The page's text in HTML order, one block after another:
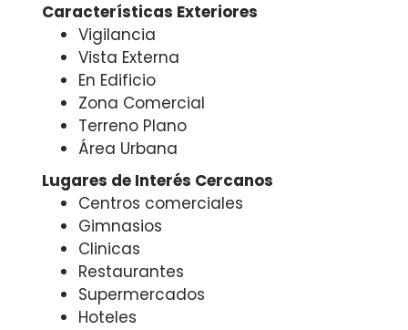
Características Exteriores
Vigilancia
Vista Externa
En Edificio
Zona Comercial
Terreno Plano
Área Urbana
Lugares de Interés Cercanos
Centros comerciales
Gimnasios
Clinicas
Restaurantes
Supermercados
Hoteles